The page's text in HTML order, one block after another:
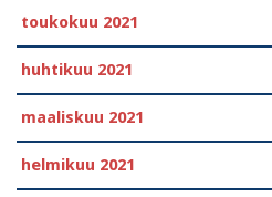
toukokuu 2021
huhtikuu 2021
maaliskuu 2021
helmikuu 2021